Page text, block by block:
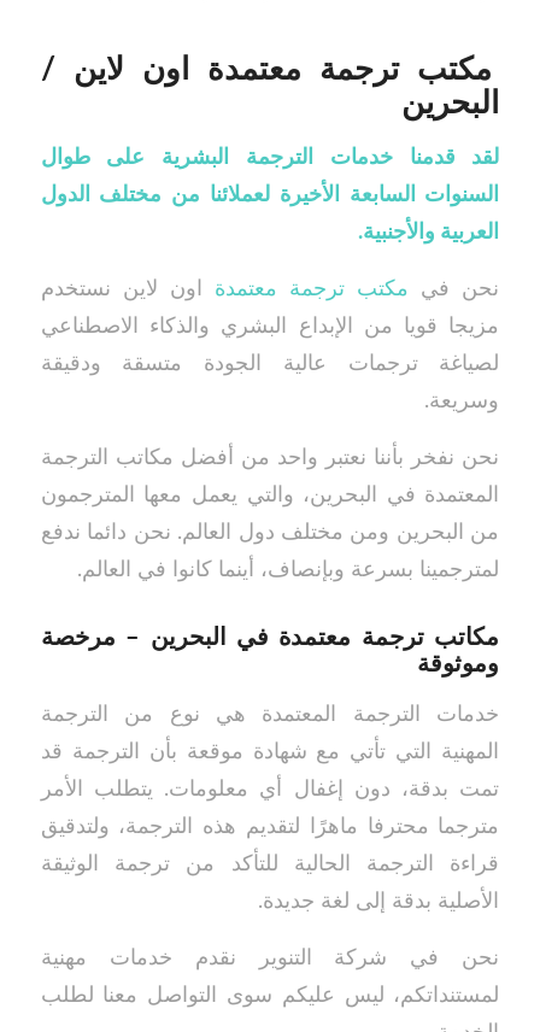
مكتب ترجمة معتمدة اون لاين /
البحرين
لقد قدمنا خدمات الترجمة البشرية على طوال
السنوات السابعة الأخيرة لعملائنا من مختلف الدول
العربية والأجنبية.
نحن في مكتب ترجمة معتمدة اون لاين نستخدم
مزيجا قويا من الإبداع البشري والذكاء الاصطناعي
لصياغة ترجمات عالية الجودة متسقة ودقيقة
وسريعة.
نحن نفخر بأننا نعتبر واحد من أفضل مكاتب الترجمة
المعتمدة في البحرين، والتي يعمل معها المترجمون
من البحرين ومن مختلف دول العالم. نحن دائما ندفع
لمترجمينا بسرعة وبإنصاف، أينما كانوا في العالم.
مكاتب ترجمة معتمدة في البحرين – مرخصة
وموثوقة
خدمات الترجمة المعتمدة هي نوع من الترجمة
المهنية التي تأتي مع شهادة موقعة بأن الترجمة قد
تمت بدقة، دون إغفال أي معلومات. يتطلب الأمر
مترجما محترفا ماهرًا لتقديم هذه الترجمة، ولتدقيق
قراءة الترجمة الحالية للتأكد من ترجمة الوثيقة
الأصلية بدقة إلى لغة جديدة.
نحن في شركة التنوير نقدم خدمات مهنية
لمستنداتكم، ليس عليكم سوى التواصل معنا لطلب